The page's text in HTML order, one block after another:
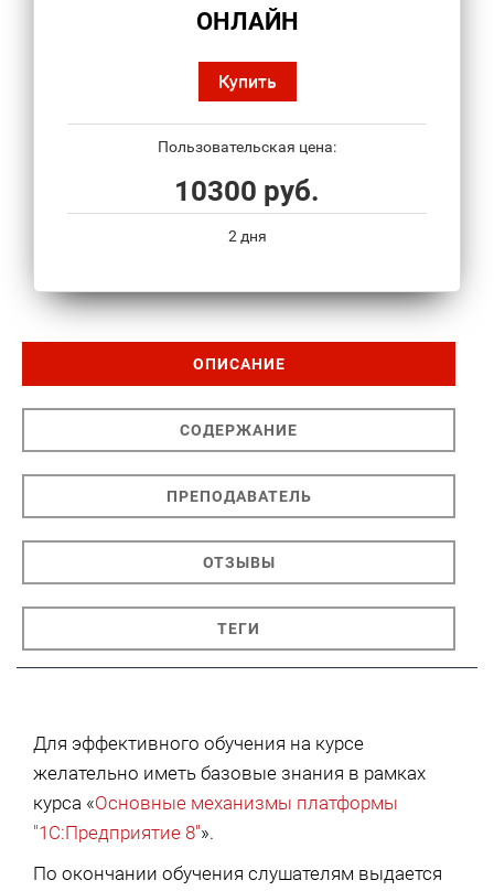
ОНЛАЙН
Купить
Пользовательская цена:
10300 руб.
2 дня
ОПИСАНИЕ
СОДЕРЖАНИЕ
ПРЕПОДАВАТЕЛЬ
ОТЗЫВЫ
ТЕГИ
Для эффективного обучения на курсе
желательно иметь базовые знания в рамках
курса «Основные механизмы платформы
"1С:Предприятие 8"».
По окончании обучения слушателям выдается